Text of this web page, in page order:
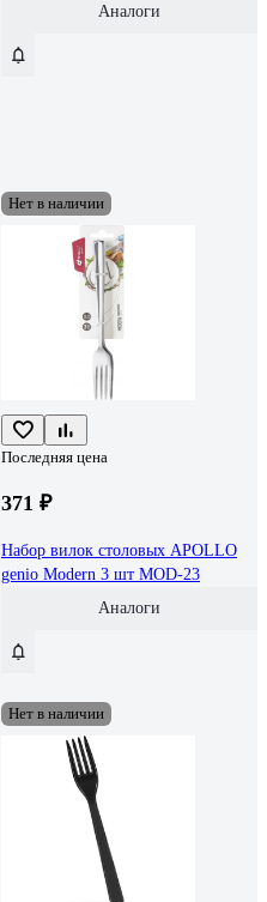
Аналоги
Нет в наличии
Последняя цена
371 ₽
Набор вилок столовых APOLLO
genio Modern 3 шт MOD-23
Аналоги
Нет в наличии